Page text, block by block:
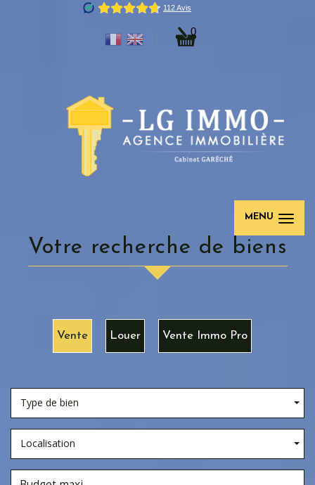
0
MENU
votre recherche de biens
Vente Louer Vente Immo Pro
Type de bien
Localisation